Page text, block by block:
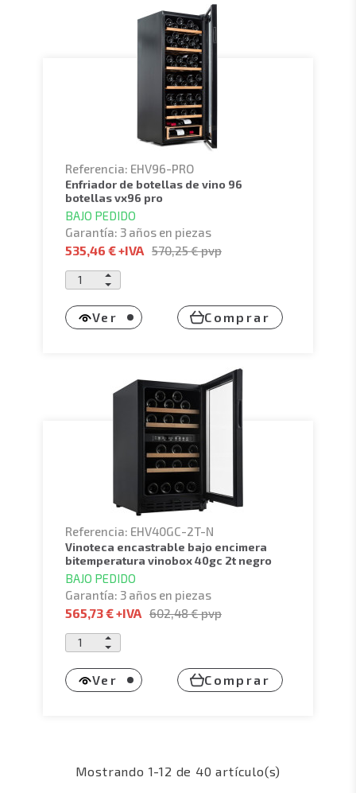
Referencia: EHV96-PRO
enfriador de botellas de vino 96
botellas vx96 pro
BAJO PEDIDO
Garantía: 3 años en piezas
535,46 €+IVA 570,25 €pvp
Ver Comprar
Referencia: EHV40GC-2T-N
vinoteca encastrable bajo encimera
bitemperatura vinobox 40gc 2t negro
BAJO PEDIDO
Garantía: 3 años en piezas
565,73 €+IVA 602,48 €pvp
Ver Comprar
Mostrando 1-12 de 40 artículo(s)